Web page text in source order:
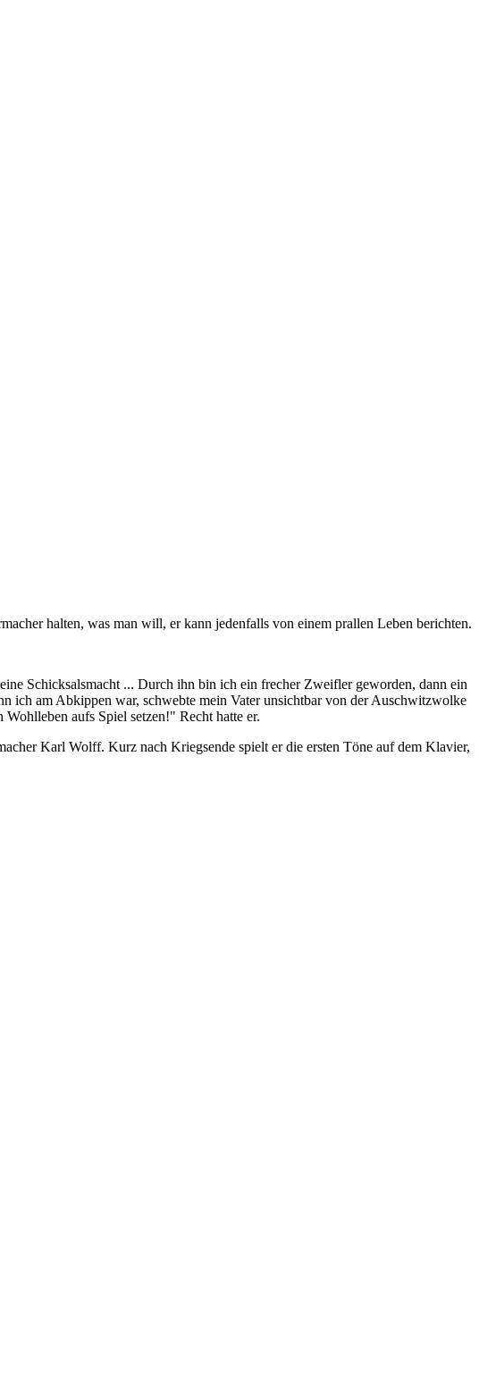
halten, was man will, er kann jedenfalls von einem prallen Leben berichten.
Schicksalsmacht ... Durch ihn bin ich ein frecher Zweifler geworden, dann ein
ich am Abkippen war, schwebte mein Vater unsichtbar von der Auschwitzwolke
aufs Spiel setzen!" Recht hatte er.
Karl Wolff. Kurz nach Kriegsende spielt er die ersten Töne auf dem Klavier,